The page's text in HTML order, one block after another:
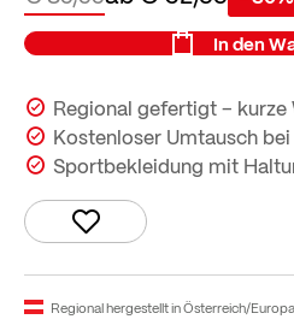
In den
Regional gefertigt –
Kostenloser Umtausch
Sportbekleidung mit
Regional hergestellt in Österreich/Europa